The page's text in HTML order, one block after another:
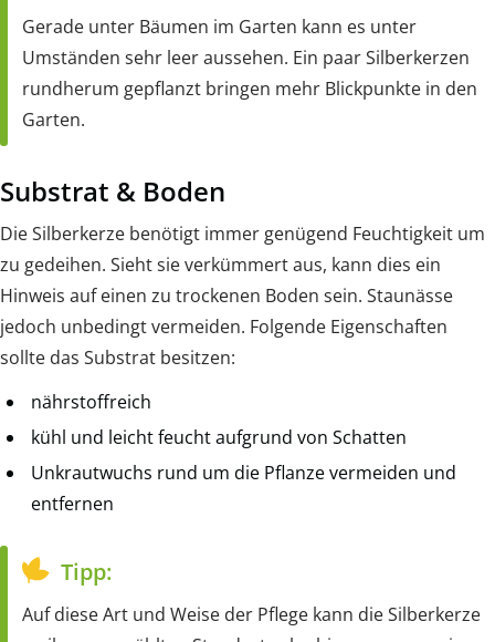
Gerade unter Bäumen im Garten kann es unter
Umständen sehr leer aussehen. Ein paar Silberkerzen
rundherum gepflanzt bringen mehr Blickpunkte in den
Garten.
Substrat & Boden
Die Silberkerze benötigt immer genügend Feuchtigkeit um
zu gedeihen. Sieht sie verkümmert aus, kann dies ein
Hinweis auf einen zu trockenen Boden sein. Staunässe
jedoch unbedingt vermeiden. Folgende Eigenschaften
sollte das Substrat besitzen:
nährstoffreich
kühl und leicht feucht aufgrund von Schatten
Unkrautwuchs rund um die Pflanze vermeiden und
entfernen
Tipp:
Auf diese Art und Weise der Pflege kann die Silberkerze